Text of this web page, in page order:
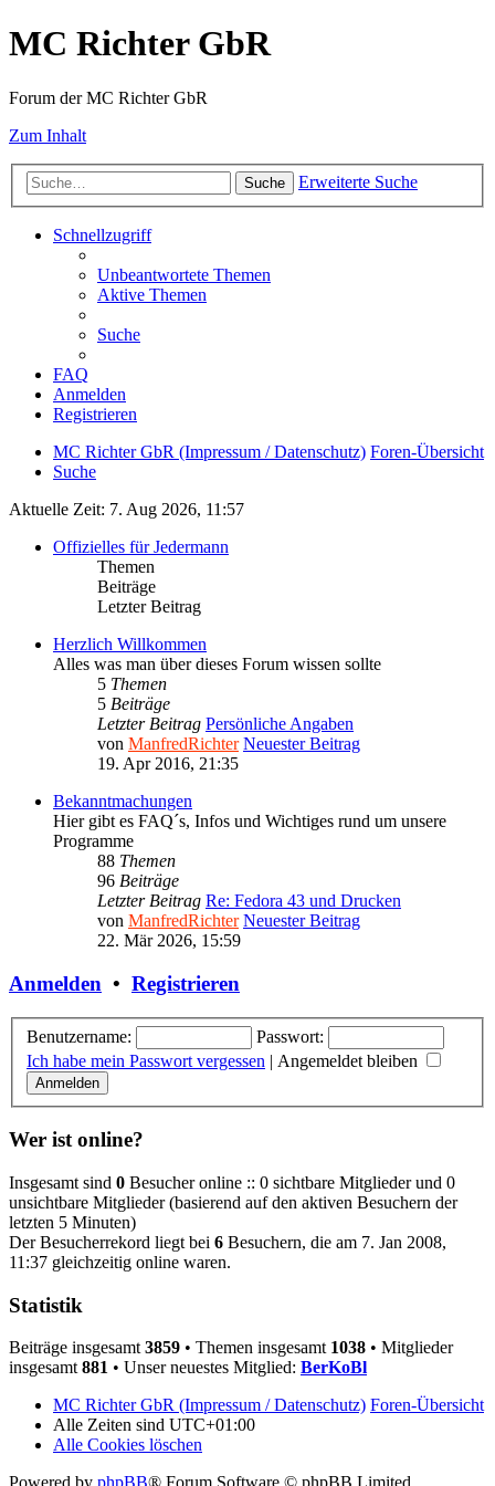
MC Richter GbR
Forum der MC Richter GbR
Zum Inhalt
Suche Erweiterte Suche
Schnellzugriff
Unbeantwortete Themen
Aktive Themen
Suche
FAQ
Anmelden
Registrieren
MC Richter GbR (Impressum / Datenschutz) Foren-Übersicht
Suche
Aktuelle Zeit: 7. Aug 2026, 11:57
Offizielles für Jedermann
Themen
Beiträge
Letzter Beitrag
Herzlich Willkommen
Alles was man über dieses Forum wissen sollte
5 Themen
5 Beiträge
Letzter Beitrag Persönliche Angaben
von ManfredRichter Neuester Beitrag
19. Apr 2016, 21:35
Bekanntmachungen
Hier gibt es FAQ´s, Infos und Wichtiges rund um unsere
Programme
88 Themen
96 Beiträge
Letzter Beitrag Re: Fedora 43 und Drucken
von ManfredRichter Neuester Beitrag
22. Mär 2026, 15:59
Anmelden • Registrieren
Benutzername:
Passwort:
Ich habe mein Passwort vergessen | Angemeldet bleiben
Wer ist online?
Insgesamt sind 0 Besucher online :: 0 sichtbare Mitglieder und 0
unsichtbare Mitglieder (basierend auf den aktiven Besuchern der
letzten 5 Minuten)
Der Besucherrekord liegt bei 6 Besuchern, die am 7. Jan 2008,
11:37 gleichzeitig online waren.
Statistik
Beiträge insgesamt 3859 • Themen insgesamt 1038 • Mitglieder
insgesamt 881 • Unser neuestes Mitglied: BerKoBl
MC Richter GbR (Impressum / Datenschutz) Foren-Übersicht
Alle Zeiten sind UTC+01:00
Alle Cookies löschen